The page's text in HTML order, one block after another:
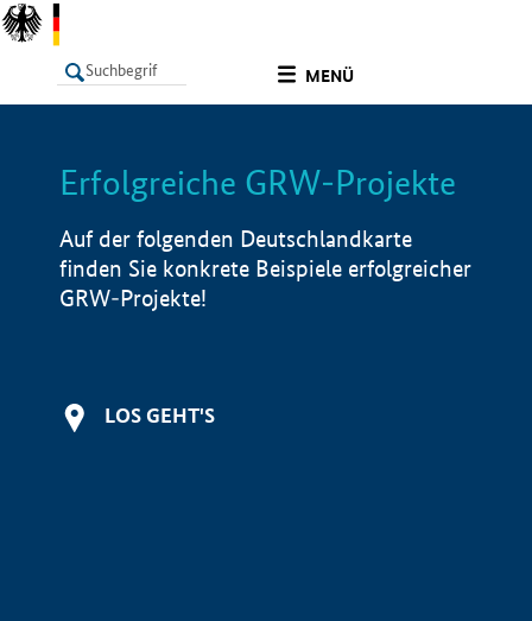
MENÜ
LISTE Info
Erfolgreiche GRW-Projekte
Auf der folgenden Deutschlandkarte
finden Sie konkrete Beispiele erfolgreicher
GRW-Projekte!
LOS GEHT'S